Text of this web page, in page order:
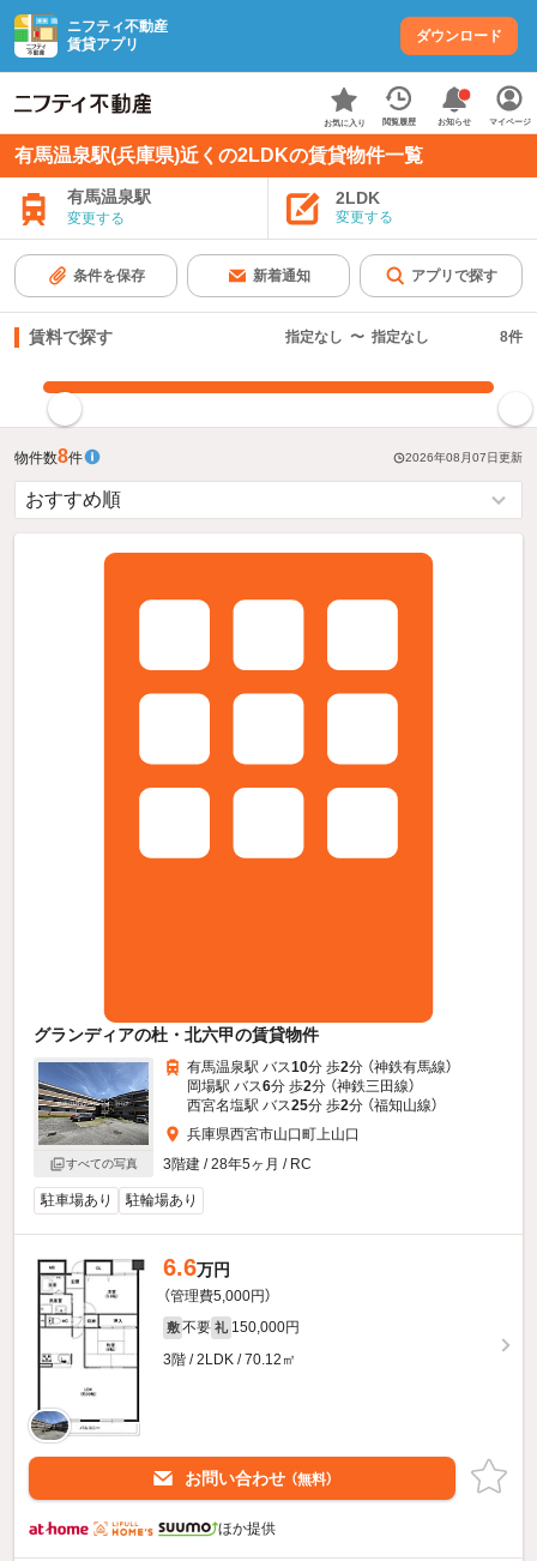
ニフティ不動産
賃貸アプリ
ダウンロード
お気に入り 閲覧履歴 お知らせ マイページ
有馬温泉駅(兵庫県)近くの2LDKの賃貸物件一覧
有馬温泉駅
変更する
2LDK
変更する
条件を保存 新着通知 アプリで探す
賃料で探す 指定なし 〜 指定なし 8件
物件数8件 2026年08月07日更新
グランディアの杜・北六甲の賃貸物件
すべての写真
有馬温泉駅 バス10分 歩2分 （神鉄有馬線）
岡場駅 バス6分 歩2分 （神鉄三田線）
西宮名塩駅 バス25分 歩2分 （福知山線）
兵庫県西宮市山口町上山口
3階建 / 28年5ヶ月 / RC
駐車場あり 駐輪場あり
6.6万円
（管理費5,000円）
敷 不要 礼 150,000円
3階 / 2LDK / 70.12㎡
お問い合わせ （無料）
ほか提供